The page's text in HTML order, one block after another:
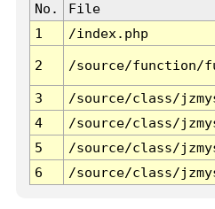
No. File
1
/index.php
2 /source/function/
3 /source/class/
4
/source/class/
5
/source/class/
6
/source/class/